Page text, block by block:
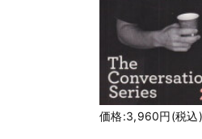
価格:3,960円(税込)